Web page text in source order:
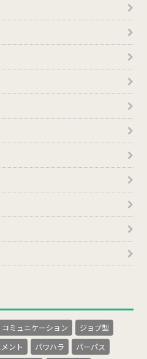
コミュニケーション
ジョブ型
ント パワハラ
パーパス